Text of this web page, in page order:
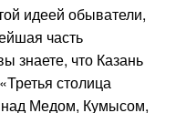
идеей обыватели,
часть
знаете, что Казань
столица
над Медом, Кумысом,